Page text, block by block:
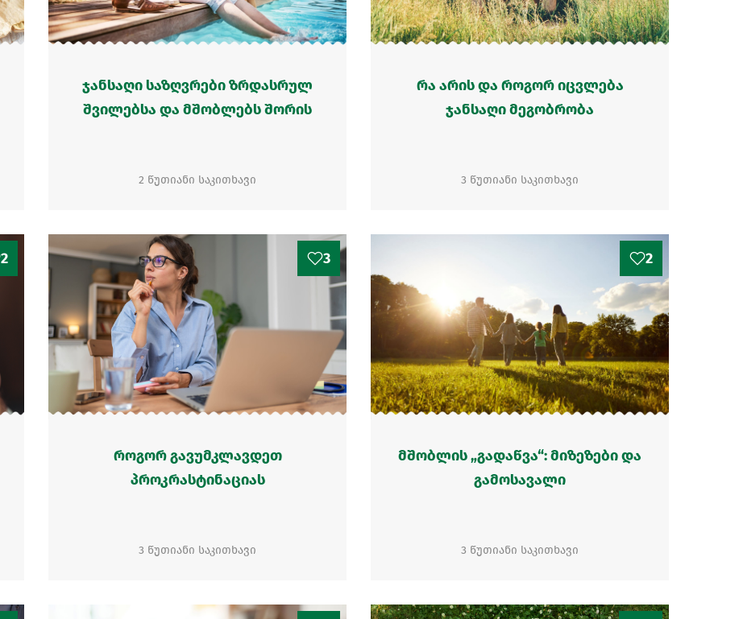
ჯანსაღი საზღვრები ზრდასრულ
შვილებსა და მშობლებს შორის
2 წუთიანი საკითხავი
რა არის და როგორ იცვლება
ჯანსაღი მეგობრობა
3 წუთიანი საკითხავი
2 3
როგორ გავუმკლავდეთ
პროკრასტინაციას
3 წუთიანი საკითხავი
2
მშობლის „გადაწვა“: მიზეზები და
გამოსავალი
3 წუთიანი საკითხავი